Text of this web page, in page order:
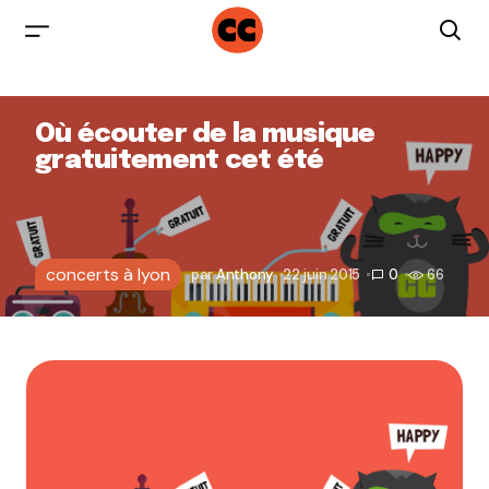
Où écouter de la musique
gratuitement cet été
concerts à lyon parAnthony 22 juin 2015 0 66